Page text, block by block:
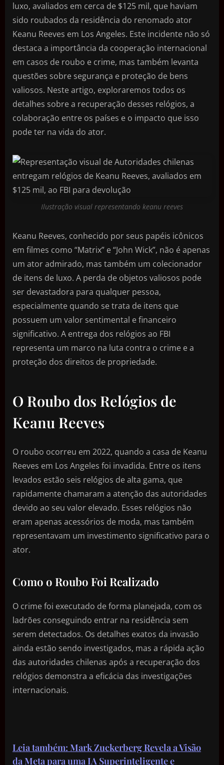
luxo, avaliados em cerca de $125 mil, que haviam
sido roubados da residência do renomado ator
Keanu Reeves em Los Angeles. Este incidente não só
destaca a importância da cooperação internacional
em casos de roubo e crime, mas também levanta
questões sobre segurança e proteção de bens
valiosos. Neste artigo, exploraremos todos os
detalhes sobre a recuperação desses relógios, a
colaboração entre os países e o impacto que isso
pode ter na vida do ator.
Ilustração visual representando keanu reeves
Keanu Reeves, conhecido por seus papéis icônicos
em filmes como “Matrix” e “John Wick”, não é apenas
um ator admirado, mas também um colecionador
de itens de luxo. A perda de objetos valiosos pode
ser devastadora para qualquer pessoa,
especialmente quando se trata de itens que
possuem um valor sentimental e financeiro
significativo. A entrega dos relógios ao FBI
representa um marco na luta contra o crime e a
proteção dos direitos de propriedade.
O Roubo dos Relógios de
Keanu Reeves
O roubo ocorreu em 2022, quando a casa de Keanu
Reeves em Los Angeles foi invadida. Entre os itens
levados estão seis relógios de alta gama, que
rapidamente chamaram a atenção das autoridades
devido ao seu valor elevado. Esses relógios não
eram apenas acessórios de moda, mas também
representavam um investimento significativo para o
ator.
Como o Roubo Foi Realizado
O crime foi executado de forma planejada, com os
ladrões conseguindo entrar na residência sem
serem detectados. Os detalhes exatos da invasão
ainda estão sendo investigados, mas a rápida ação
das autoridades chilenas após a recuperação dos
relógios demonstra a eficácia das investigações
internacionais.
Leia também: Mark Zuckerberg Revela a Visão
da Meta para uma IA Superinteligente e